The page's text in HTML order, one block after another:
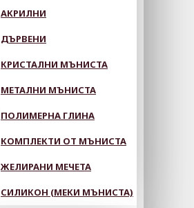
АКРИЛНИ
ДЪРВЕНИ
КРИСТАЛНИ МЪНИСТА
МЕТАЛНИ МЪНИСТА
ПОЛИМЕРНА ГЛИНА
КОМПЛЕКТИ ОТ МЪНИСТА
ЖЕЛИРАНИ МЕЧЕТА
СИЛИКОН (МЕКИ МЪНИСТА)